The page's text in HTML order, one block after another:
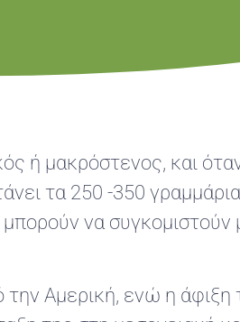
ή μακρόστενος, και
τα 250 -350
να
την Αμερική, ενώ η